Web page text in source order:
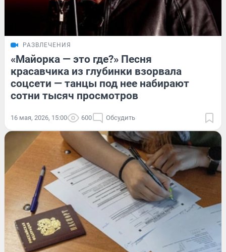
РАЗВЛЕЧЕНИЯ
«Майорка — это где?» Песня
красавчика из глубинки взорвала
соцсети — танцы под нее набирают
сотни тысяч просмотров
16 мая, 2026, 15:00 600 Обсудить